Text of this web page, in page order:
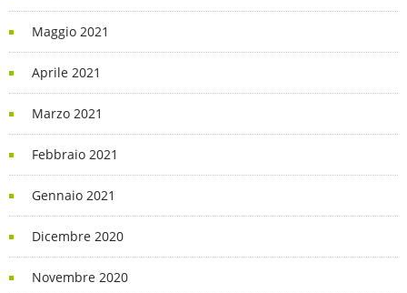
Maggio 2021
Aprile 2021
Marzo 2021
Febbraio 2021
Gennaio 2021
Dicembre 2020
Novembre 2020